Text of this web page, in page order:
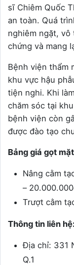
sĩ Chiêm Quốc
an toàn. Quá
nghiêm ngặt,
chứng và mang
Bệnh viện thẩm
khu vực hậu
tiện nghi. Khi
chăm sóc tại
bệnh viện còn
được đào tạo
Bảng giá gọt
Nâng cằm
–
Trượt cằm
Thông tin liên hệ:
Địa chỉ: 331
Q.1